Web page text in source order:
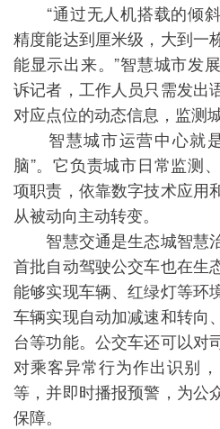
“通过无人机搭载的倾斜
精度能达到厘米级，大到一
能显示出来。”智慧城市发
诉记者，工作人员只需发出
对应点位的动态信息，监测
智慧城市运营中心就是
脑”。它负责城市日常监测
项职责，依靠数字技术应用
从被动向主动转变。
智慧交通是生态城智慧
首批自动驾驶公交车也在生
能够实现车辆、红绿灯等环
车辆实现自动加减速和转向
台等功能。公交车还可以对
对乘客异常行为作出识别
等，并即时播报预警，为公
保障。